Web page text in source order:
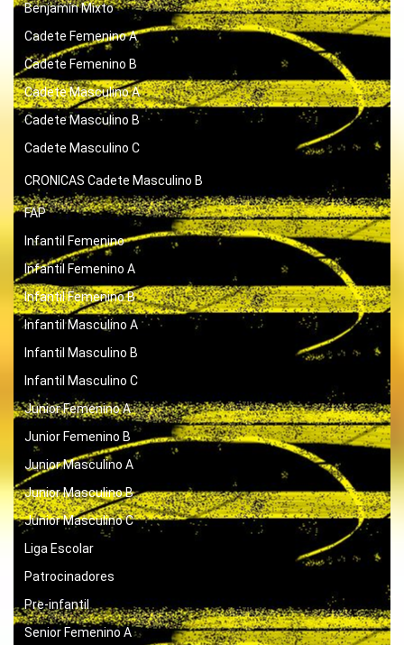
Benjamín Mixto
Cadete Femenino A
Cadete Femenino B
Cadete Masculino A
Cadete Masculino B
Cadete Masculino C
CRONICAS Cadete Masculino B
FAP
Infantil Femenino
Infantil Femenino A
Infantil Femenino B
Infantil Masculino A
Infantil Masculino B
Infantil Masculino C
Junior Femenino A
Junior Femenino B
Junior Masculino A
Junior Masculino B
Junior Masculino C
Liga Escolar
Patrocinadores
Pre-infantil
Senior Femenino A